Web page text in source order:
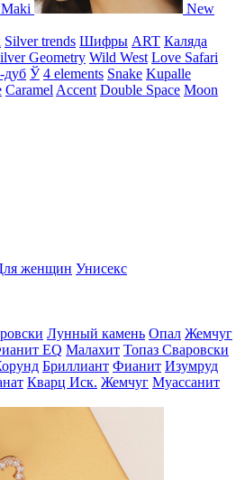
Maki
New
Silver trends Шифры ART Каляда
Geometry Wild West Love Safari
дуб Ў 4 elements Snake Kupalle
Caramel Accent Double Space Moon
женщин Унисекс
Лунный камень Опал Жемчуг
EQ Малахит Топаз Сваровски
Бриллиант Фианит Изумруд
Кварц Иск. Жемчуг Муассанит